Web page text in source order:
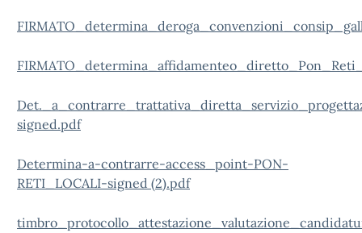
signed.pdf
Determina-a-contrarre-access_point-PON-
RETI_LOCALI-signed (2).pdf